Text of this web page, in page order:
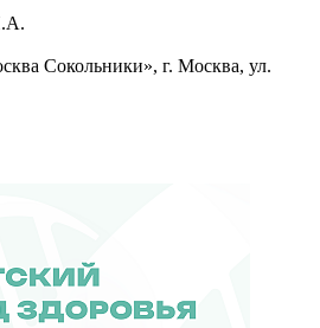
Сокольники», г. Москва, ул.